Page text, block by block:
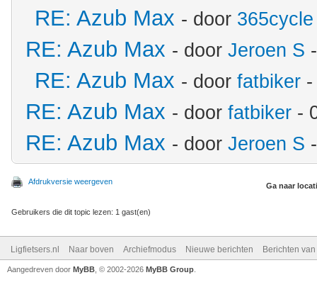
RE: Azub Max - door 365cycle
RE: Azub Max - door Jeroen S
RE: Azub Max - door fatbiker
RE: Azub Max - door fatbiker -
RE: Azub Max - door Jeroen S
Afdrukversie weergeven Ga naar
Gebruikers die dit topic lezen: 1 gast(en)
Ligfietsers.nl Naar boven Archiefmodus Nieuwe berichten Berichten
Aangedreven door MyBB , © 2002-2026 MyBB Group